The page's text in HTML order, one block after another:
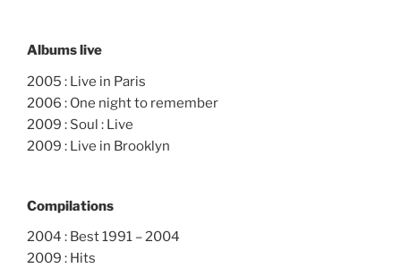
Albums live
2005 : Live in Paris
2006 : One night to remember
2009 : Soul : Live
2009 : Live in Brooklyn
Compilations
2004 : Best 1991 – 2004
2009 : Hits